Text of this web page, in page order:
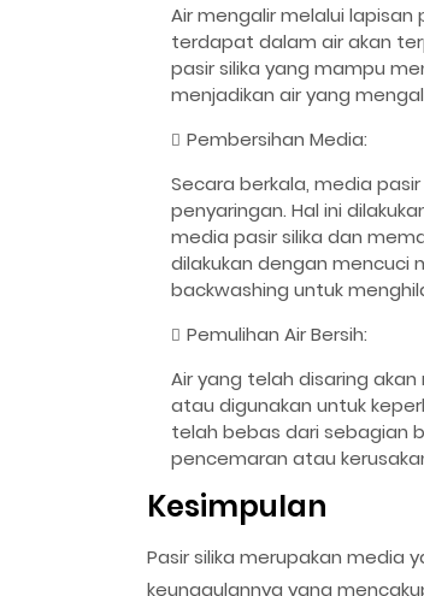
Air mengalir melalui
terdapat dalam air akan
pasir silika yang mampu
menjadikan air yang
Pembersihan Media:
Secara berkala, media
penyaringan. Hal ini
media pasir silika dan
dilakukan dengan mencuci
backwashing untuk
Pemulihan Air Bersih:
Air yang telah disaring
atau digunakan untuk
telah bebas dari sebagian
pencemaran atau
Kesimpulan
Pasir silika merupakan media
keunggulannya yang